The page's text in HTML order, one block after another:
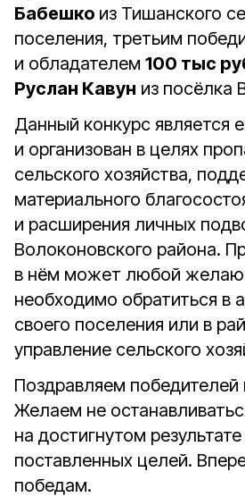
Бабешко из Тишанского
поселения, третьим
и обладателем 100 тыс
Руслан Кавун из посёлка
Данный конкурс является
и организован в целях
сельского хозяйства,
материального
и расширения личных
Волоконовского района.
в нём может любой
необходимо обратиться в
своего поселения или в
управление сельского
Поздравляем победителей
Желаем не
на достигнутом
поставленных целей.
победам.